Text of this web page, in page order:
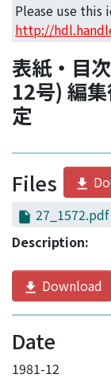
Access
Library Network
Please use
http://
表紙・目
12号) 編
定
Files
27_1572.pdf
Description:
Download
Date
1981-12